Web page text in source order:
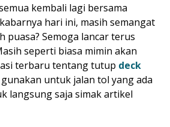
kembali lagi bersama
hari ini, masih semangat
puasa? Semoga lancar terus
seperti biasa mimin akan
terbaru tentang tutup deck
untuk jalan tol yang ada
langsung saja simak artikel